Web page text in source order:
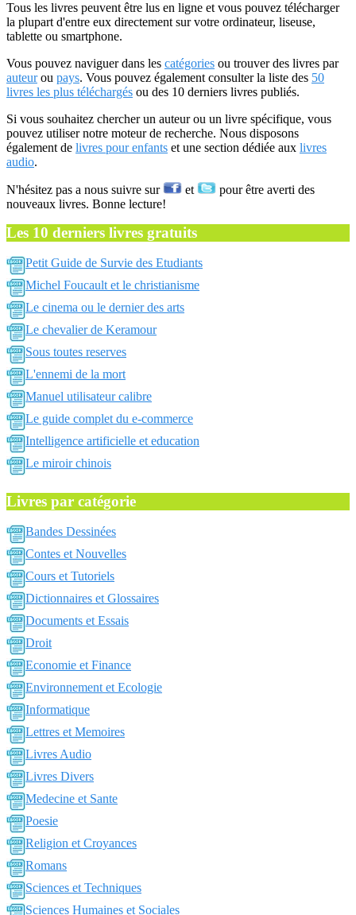
Tous les livres peuvent être lus en ligne et vous pouvez télécharger
la plupart d'entre eux directement sur votre ordinateur, liseuse,
tablette ou smartphone.
Vous pouvez naviguer dans les catégories ou trouver des livres par
auteurou pays. Vous pouvez également consulter la liste des 50
livres les plus téléchargés ou des 10 derniers livres publiés.
Si vous souhaitez chercher un auteur ou un livre spécifique, vous
pouvez utiliser notre moteur de recherche. Nous disposons
également de livres pour enfants et une section dédiée aux livres
audio.
N'hésitez pas a nous suivre sur et
pour être averti des
nouveaux livres. Bonne lecture!
Les 10 derniers livres gratuits
Petit Guide de Survie des Etudiants
Michel Foucault et le christianisme
Le cinema ou le dernier des arts
Le chevalier de Keramour
Sous toutes reserves
L'ennemi de la mort
Manuel utilisateur calibre
Le guide complet du e-commerce
Intelligence artificielle et education
Le miroir chinois
Livres par catégorie
Bandes Dessinées
Contes et Nouvelles
Cours et Tutoriels
Dictionnaires et Glossaires
Documents et Essais
Droit
Economie et Finance
Environnement et Ecologie
Informatique
Lettres et Memoires
Livres Audio
Livres Divers
Medecine et Sante
Poesie
Religion et Croyances
Romans
Sciences et Techniques
Sciences Humaines et Sociales